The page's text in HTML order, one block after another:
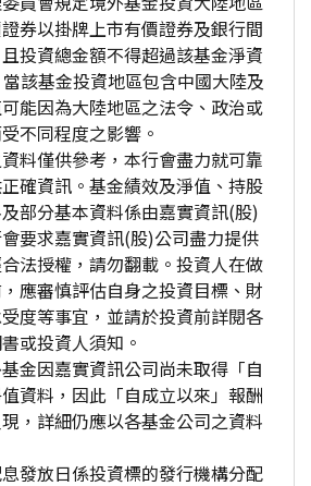
券以掛牌上市有價證券及銀行間
投資總金額不得超過該基金淨資
該基金投資地區包含中國大陸及
能因為大陸地區之法令、政治或
不同程度之影響。
料僅供參考，本行會盡力就可靠
確資訊。基金績效及淨值、持股
部分基本資料係由嘉實資訊(股)
要求嘉實資訊(股)公司盡力提供
法授權，請勿翻載。投資人在做
應審慎評估自身之投資目標、財
度等事宜，並請於投資前詳閱各
或投資人須知。
金因嘉實資訊公司尚未取得「自
資料，因此「自成立以來」報酬
，詳細仍應以各基金公司之資料
發放日係投資標的發行機構分配